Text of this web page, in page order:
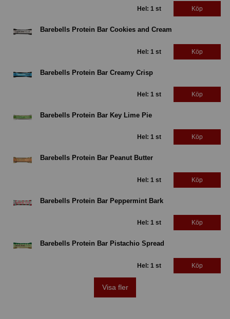
Hel: 1 st Köp
Barebells Protein Bar Cookies and Cream
Hel: 1 st Köp
Barebells Protein Bar Creamy Crisp
Hel: 1 st Köp
Barebells Protein Bar Key Lime Pie
Hel: 1 st Köp
Barebells Protein Bar Peanut Butter
Hel: 1 st Köp
Barebells Protein Bar Peppermint Bark
Hel: 1 st Köp
Barebells Protein Bar Pistachio Spread
Hel: 1 st Köp
Visa fler